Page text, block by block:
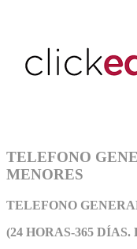
TELEFONO
MENORES
TELEFONO
(24 HORAS-365 DÍAS.